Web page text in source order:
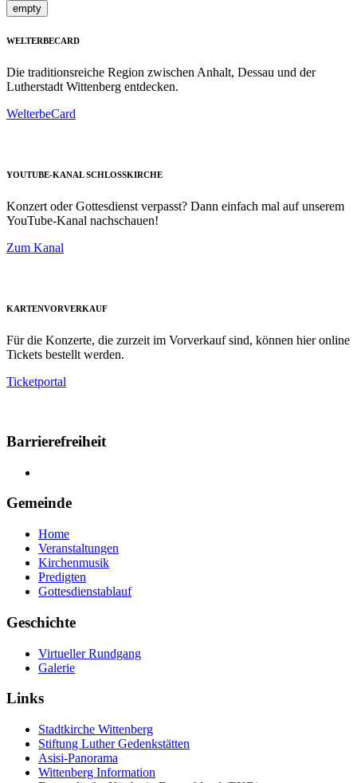
empty
WELTERBECARD
Die traditionsreiche Region zwischen Anhalt, Dessau und der
Lutherstadt Wittenberg entdecken.
WelterbeCard
YOUTUBE-KANAL SCHLOSSKIRCHE
Konzert oder Gottesdienst verpasst? Dann einfach mal auf unserem
YouTube-Kanal nachschauen!
Zum Kanal
KARTENVORVERKAUF
Für die Konzerte, die zurzeit im Vorverkauf sind, können hier online
Tickets bestellt werden.
Ticketportal
Barrierefreiheit
Gemeinde
Home
Veranstaltungen
Kirchenmusik
Predigten
Gottesdienstablauf
Geschichte
Virtueller Rundgang
Galerie
Links
Stadtkirche Wittenberg
Stiftung Luther Gedenkstätten
Asisi-Panorama
Wittenberg Information